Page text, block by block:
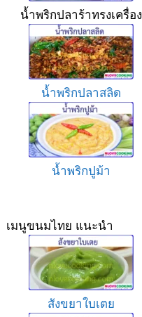
น้ำพริกปลาร้าทรงเครื่อง
น้ำพริกปลาสลิด
น้ำพริกปูม้า
เมนูขนมไทย แนะนำ
สังขยาใบเตย